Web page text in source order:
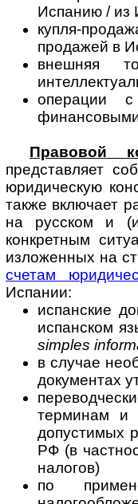
Испанию / из
купля-
продажей в
внешняя
операции
Правовой
представляет
юридическую
также включает
на русском и
конкретным
изложенных на
счетам
Испании:
испанские
испанском
simples
в случае
документах
терминам и
допустимых
РФ (в
налогов)
по